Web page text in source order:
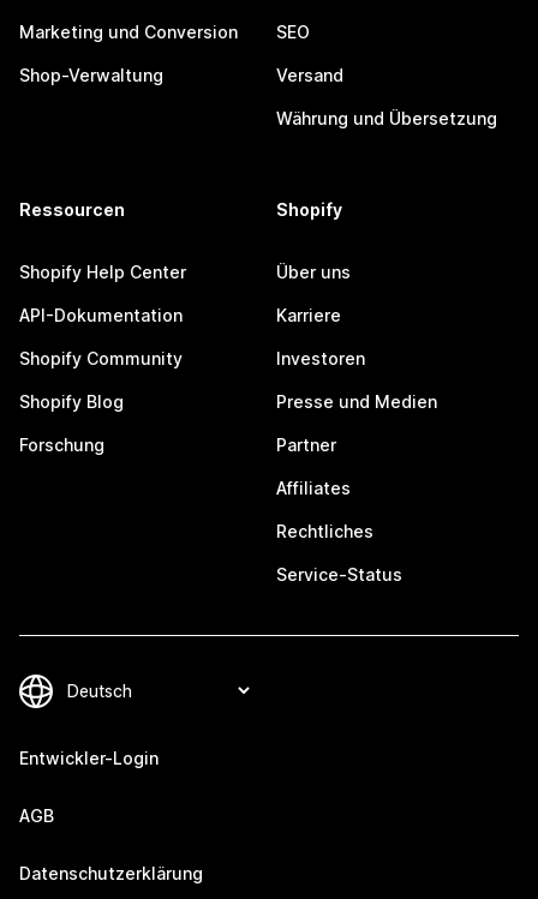
Marketing und Conversion
Shop-Verwaltung
SEO
Versand
Währung und Übersetzung
Ressourcen
Shopify Help Center
API-Dokumentation
Shopify Community
Shopify Blog
Forschung
Shopify
Über uns
Karriere
Investoren
Presse und Medien
Partner
Affiliates
Rechtliches
Service-Status
Entwickler-Login
AGB
Datenschutzerklärung